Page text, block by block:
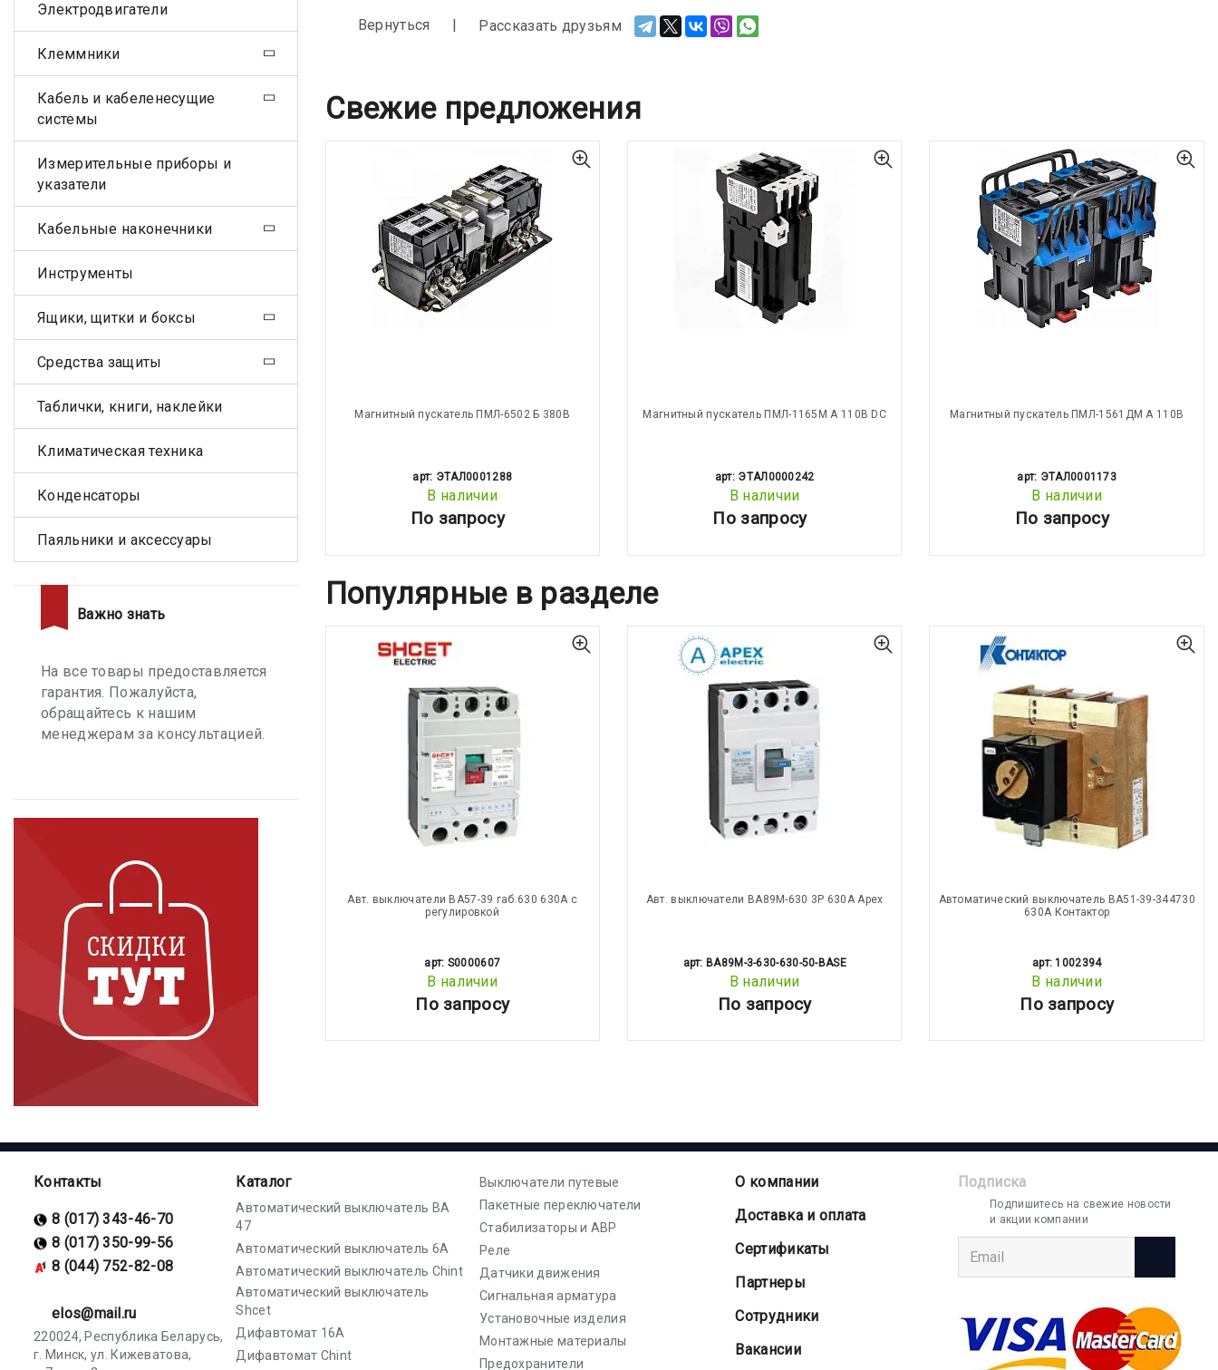
Вернуться Рассказать друзьям
Свежие предложения
Магнитный пускатель ПМЛ-6502 Б 380В
арт: ЭТАЛ0001288
В наличии
По запросу
Магнитный пускатель ПМЛ-1165М А 110В DC
арт: ЭТАЛ0000242
В наличии
По запросу
Магнитный пускатель ПМЛ-1561ДМ А 110В
арт: ЭТАЛ0001173
В наличии
По запросу
Популярные в разделе
Авт. выключатели ВА57-39 габ.630 630А с
регулировкой
арт: S0000607
В наличии
По запросу
Авт. выключатели ВА89М-630 3Р 630А Apex
арт: BA89M-3-630-630-50-BASE
В наличии
По запросу
Автоматический выключатель ВА51-39-344730
630А Контактор
арт: 1002394
В наличии
По запросу
Электродвигатели
Клеммники
Кабель и кабеленесущие
системы
Измерительные приборы и
указатели
Кабельные наконечники
Инструменты
Ящики, щитки и боксы
Средства защиты
Таблички, книги, наклейки
Климатическая техника
Конденсаторы
Паяльники и аксессуары
Важно знать
На все товары предоставляется
гарантия. Пожалуйста,
обращайтесь к нашим
менеджерам за консультацией.
Контакты
8 (017) 343-46-70
8 (017) 350-99-56
8 (044) 752-82-08
elos@mail.ru
220024, Республика Беларусь,
г. Минск, ул. Кижеватова,
Подписка
Подпишитесь на свежие новости
и акции компании
Каталог
Автоматический выключатель ВА
47
Автоматический выключатель 6А
Автоматический выключатель Chint
Автоматический выключатель
Shcet
Дифавтомат 16А
Дифавтомат Chint
Выключатели путевые
Пакетные переключатели
Стабилизаторы и АВР
Реле
Датчики движения
Сигнальная арматура
Установочные изделия
Монтажные материалы
Предохранители
О компании
Доставка и оплата
Cертификаты
Партнеры
Сотрудники
Вакансии